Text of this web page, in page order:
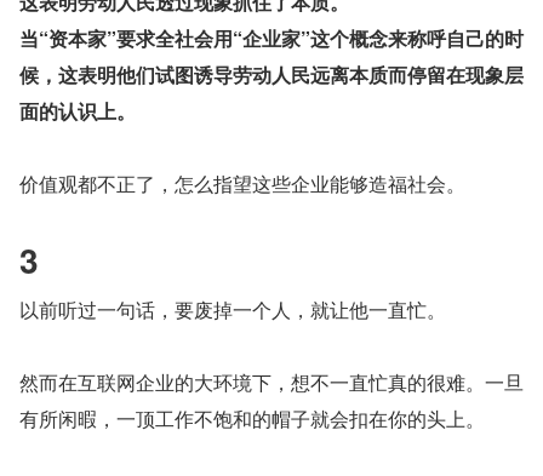
当“资本家”要求全社会用“企业家”这个概念来称呼自己的时
候，这表明他们试图诱导劳动人民远离本质而停留在现象层
面的认识上。
价值观都不正了，怎么指望这些企业能够造福社会。
3
以前听过一句话，要废掉一个人，就让他一直忙。
然而在互联网企业的大环境下，想不一直忙真的很难。一旦
有所闲暇，一顶工作不饱和的帽子就会扣在你的头上。